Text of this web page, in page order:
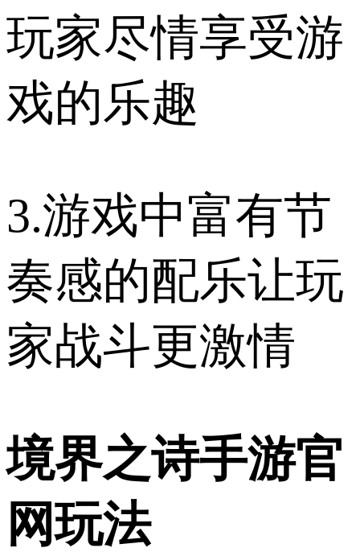
玩家尽情享受游
戏的乐趣
3.游戏中富有节
奏感的配乐让玩
家战斗更激情
境界之诗手游官
网玩法